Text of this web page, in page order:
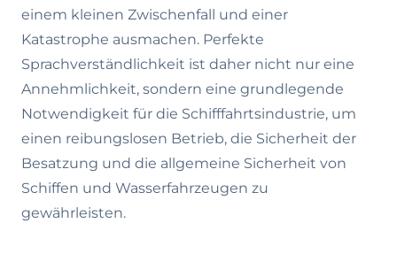
einem kleinen Zwischenfall und einer
Katastrophe ausmachen. Perfekte
Sprachverständlichkeit ist daher nicht nur eine
Annehmlichkeit, sondern eine grundlegende
Notwendigkeit für die Schifffahrtsindustrie, um
einen reibungslosen Betrieb, die Sicherheit der
Besatzung und die allgemeine Sicherheit von
Schiffen und Wasserfahrzeugen zu
gewährleisten.